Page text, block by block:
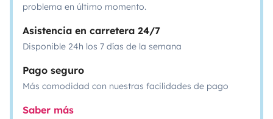
problema en último momento.
Asistencia en carretera 24/7
Disponible 24h los 7 días de la semana
Pago seguro
Más comodidad con nuestras facilidades de pago
Saber más